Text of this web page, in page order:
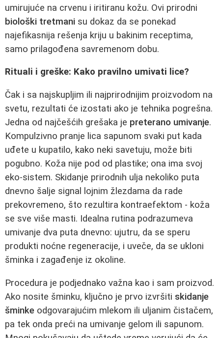
umirujuće na crvenu i iritiranu kožu. Ovi prirodni
biološki tretmani su dokaz da se ponekad
najefikasnija rešenja kriju u bakinim receptima,
samo prilagođena savremenom dobu.
Rituali i greške: Kako pravilno umivati lice?
Čak i sa najskupljim ili najprirodnijim proizvodom na
svetu, rezultati će izostati ako je tehnika pogrešna.
Jedna od najčešćih grešaka je preterano umivanje.
Kompulzivno pranje lica sapunom svaki put kada
uđete u kupatilo, kako neki savetuju, može biti
pogubno. Koža nije pod od plastike; ona ima svoj
eko-sistem. Skidanje prirodnih ulja nekoliko puta
dnevno šalje signal lojnim žlezdama da rade
prekovremeno, što rezultira kontraefektom - koža
se sve više masti. Idealna rutina podrazumeva
umivanje dva puta dnevno: ujutru, da se speru
produkti noćne regeneracije, i uveče, da se ukloni
šminka i zagađenje iz okoline.
Procedura je podjednako važna kao i sam proizvod.
Ako nosite šminku, ključno je prvo izvršiti skidanje
šminke odgovarajućim mlekom ili uljanim čistačem,
pa tek onda preći na umivanje gelom ili sapunom.